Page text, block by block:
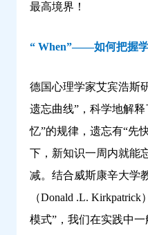
最高境界！
“ When”——如何把握
德国心理学家艾宾浩斯
遗忘曲线”，科学地解
忆”的规律，遗忘有“先
下，新知识一周内就能
减。结合威斯康辛大学
（Donald .L.
模式”，我们在实践中一